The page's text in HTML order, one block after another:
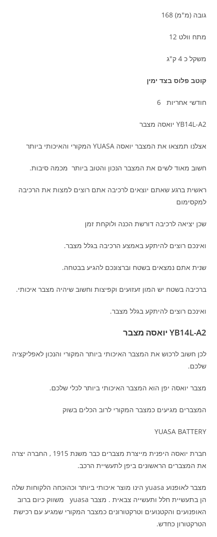
גובה (מ"מ) 168
מתח וולט 12
משקל כ 4 ק"ג
קוטב פלוס בצד ימין
חודשי אחריות 6
YB14L-A2 יואסה מצבר
אצלנו תמצאו את המצבר יואסה YUASA המקורי והאיכותי ביותר
חשוב מאוד לשים את המצבר הנכון והטוב ביותר מכמה סיבות.
ראשית ברגע שאתם יוצאים לרכיבה אתם רוצים למצות את הרכיבה
למקסימום
שכן יציאה לרכיבה דורשת הכנה ולוקחת זמן
ואינכם רוצים להיתקע באמצע הרכיבה בגלל מצבר.
שנית אתם נמצאים בשטח וברצונכם להגיע בבטחה.
ברכיבה בשטח יש המון זעזועים וקפיצות וחשוב שיהיה מצבר איכותי.
ואינכם רוצים להיתקע בגלל מצבר.
YB14L-A2 יואסה מצבר
לכן חשוב לרכוש את המצבר האיכותי ביותר המקורי והנכון לאפליקציה
שלכם.
מצבר יואסה יפן הוא המצבר האיכותי ביותר לכלי שלכם.
המצברים מגיעים כמצבר המקורי לרוב הכלים בשוק
YUASA BATTERY
חברת יואסה היפנית מייצרת מצברים כבר משנת 1915 , החברה יצרה
את המצברים הראשונים ביפן לתעשיית הרכב.
מצבר לאופנוע yuasa הינו מוצר איכותי ביותר וכהוכחה הלקוחות שלה
הן בתעשיית חלל ותעשייה צבאית . מצבר yuasa משווק כיום ברוב
האופנועים והקטנועים וטרקטורונים כמצבר המקורי שמגיע עם רכישת
הטרקטורון כחדש.